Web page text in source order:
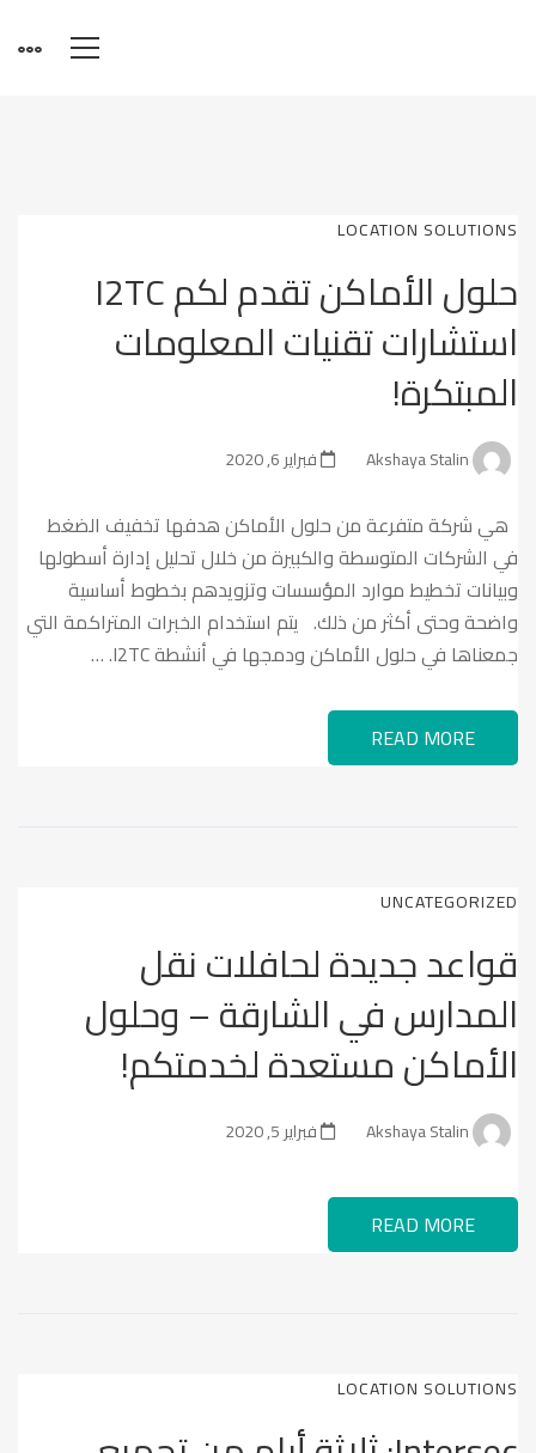
LOCATION SOLUTIONS
حلول الأماكن تقدم لكم I2TC
استشارات تقنيات المعلومات
المبتكرة!
فبراير 6, 2020
هي شركة متفرعة من حلول الأماكن هدفها تخفيف الضغط
في الشركات المتوسطة والكبيرة من خلال تحليل إدارة أسطولها
وبيانات تخطيط موارد المؤسسات وتزويدهم بخطوط أساسية
واضحة وحتى أكثر من ذلك. يتم استخدام الخبرات المتراكمة التي
جمعناها في حلول الأماكن ودمجها في أنشطة I2TC. …
READ MORE
UNCATEGORIZED
قواعد جديدة لحافلات نقل
المدارس في الشارقة – وحلول
الأماكن مستعدة لخدمتكم!
فبراير 5, 2020
READ MORE
LOCATION SOLUTIONS